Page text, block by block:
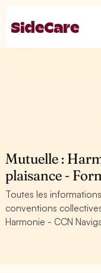
Mutuelle :
plaisance -
Toutes les
conventions
Harmonie - CCN